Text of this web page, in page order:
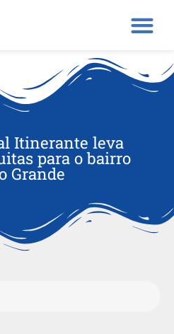
Itinerante leva
para o bairro
Grande